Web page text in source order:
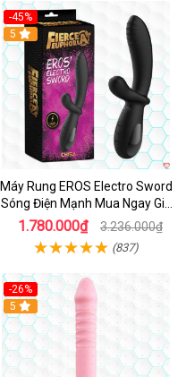
-45%
5
Máy Rung EROS Electro Sword
Sóng Điện Mạnh Mua Ngay Giá
Tốt
1.780.000₫ 3.236.000₫
(837)
-26%
Hot
5